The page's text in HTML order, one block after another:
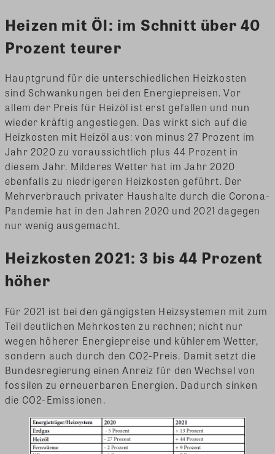
Heizen mit Öl: im Schnitt über 40
Prozent teurer
Hauptgrund für die unterschiedlichen Heizkosten
sind Schwankungen bei den Energiepreisen. Vor
allem der Preis für Heizöl ist erst gefallen und nun
wieder kräftig angestiegen. Das wirkt sich auf die
Heizkosten mit Heizöl aus: von minus 27 Prozent im
Jahr 2020 zu voraussichtlich plus 44 Prozent in
diesem Jahr. Milderes Wetter hat im Jahr 2020
ebenfalls zu niedrigeren Heizkosten geführt. Der
Mehrverbrauch privater Haushalte durch die Corona-
Pandemie hat in den Jahren 2020 und 2021 dagegen
nur wenig ausgemacht.
Heizkosten 2021: 3 bis 44 Prozent
höher
Für 2021 ist bei den gängigsten Heizsystemen mit zum
Teil deutlichen Mehrkosten zu rechnen; nicht nur
wegen höherer Energiepreise und kühlerem Wetter,
sondern auch durch den CO2-Preis. Damit setzt die
Bundesregierung einen Anreiz für den Wechsel von
fossilen zu erneuerbaren Energien. Dadurch sinken
die CO2-Emissionen.